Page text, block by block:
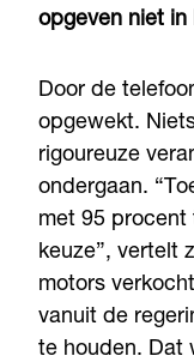
opgeven niet in
Door de
opgewekt.
rigoureuze
ondergaan.
met 95 procent
keuze”, vertelt
motors
vanuit de
te houden. Dat